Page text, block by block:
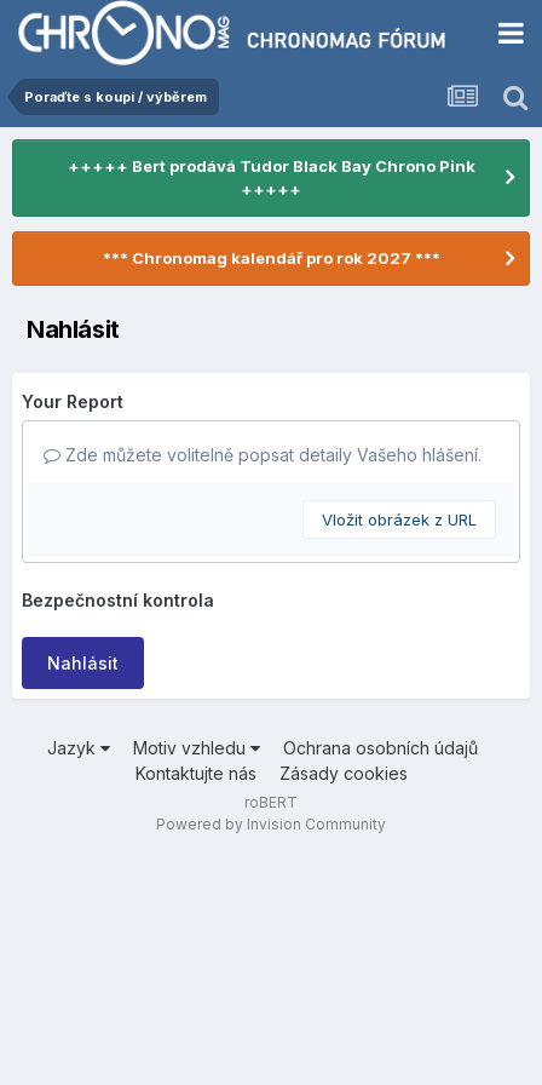
Poraďte s koupí / výběrem
+++++ Bert prodává Tudor Black Bay Chrono Pink
+++++
*** Chronomag kalendář pro rok 2027 ***
Nahlásit
Your Report
Zde můžete volitelně popsat detaily Vašeho hlášení.
Vložit obrázek z URL
Bezpečnostní kontrola
Nahlásit
Jazyk Motiv vzhledu
Ochrana osobních údajů
Kontaktujte nás
Zásady cookies
roBERT
Powered by Invision Community